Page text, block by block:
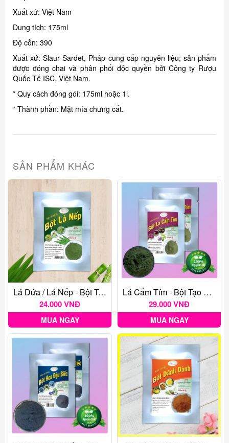
Xuất xứ: Việt Nam
Dung tích: 175ml
Độ cồn: 390
Xuất xứ: Slaur Sardet, Pháp cung cấp nguyên liệu; sản phẩm
được đóng chai và phân phối độc quyền bởi Công ty Rượu
Quốc Tế ISC, Việt Nam.
* Quy cách đóng gói: 175ml hoặc 1l.
* Thành phần: Mật mía chưng cất.
SẢN PHẨM KHÁC
Lá Dứa / Lá Nếp - Bột Tạo Màu Thực Phẩm Tự Nhiên Gói 20G
24.000 VNĐ
MUA NGAY
Lá Cẩm Tím - Bột Tạo Màu Thực Phẩm Tự Nhiên Gói 20G
29.000 VNĐ
MUA NGAY